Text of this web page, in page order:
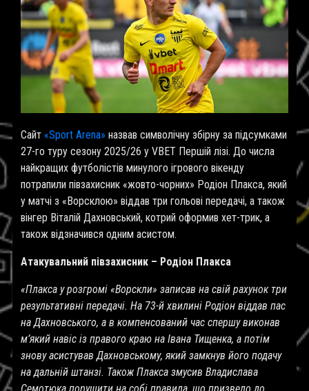
Сайт «Sport Arena» назвав символічну збірну за підсумками
27-го туру сезону 2025/26 у VBET Першій лізі. До числа
найкращих футболістів минулого ігрового вікенду
потрапили півзахисник «жовто-чорних» Родіон Плакса, який
у матчі з «Ворсклою» віддав три гольові передачі, а також
вінгер Віталій Дахновський, котрий оформив хет-трик, а
також відзначився одним асистом.
Атакувальний півзахисник – Родіон Плакса
«Плакса у розгромі «Ворскли» записав на свій рахунок три
результативні передачі. На 73-й хвилині Родіон віддав пас
на Дахновського, а в компенсований час спершу виконав
м’який навіс із правого краю на Івана Тищенка, а потім
знову асистував Дахновському, який замкнув його подачу
на дальній штанзі. Також Плакса змусив Владислава
Семотюка порушити на собі правила, що призвело до